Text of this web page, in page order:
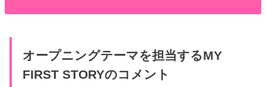
オープニングテーマを担当するMY
FIRST STORYのコメント